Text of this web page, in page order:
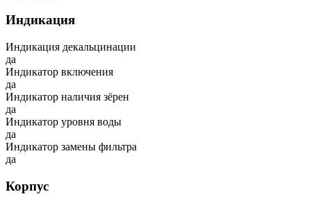
Индикация
Индикация декальцинации
да
Индикатор включения
да
Индикатор наличия зёрен
да
Индикатор уровня воды
да
Индикатор замены фильтра
да
Корпус